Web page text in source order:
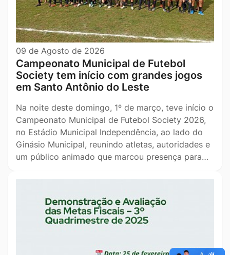
09 de Agosto de 2026
Campeonato Municipal de Futebol
Society tem início com grandes jogos
em Santo Antônio do Leste
Na noite deste domingo, 1º de março, teve início o
Campeonato Municipal de Futebol Society 2026,
no Estádio Municipal Independência, ao lado do
Ginásio Municipal, reunindo atletas, autoridades e
um público animado que marcou presença para…